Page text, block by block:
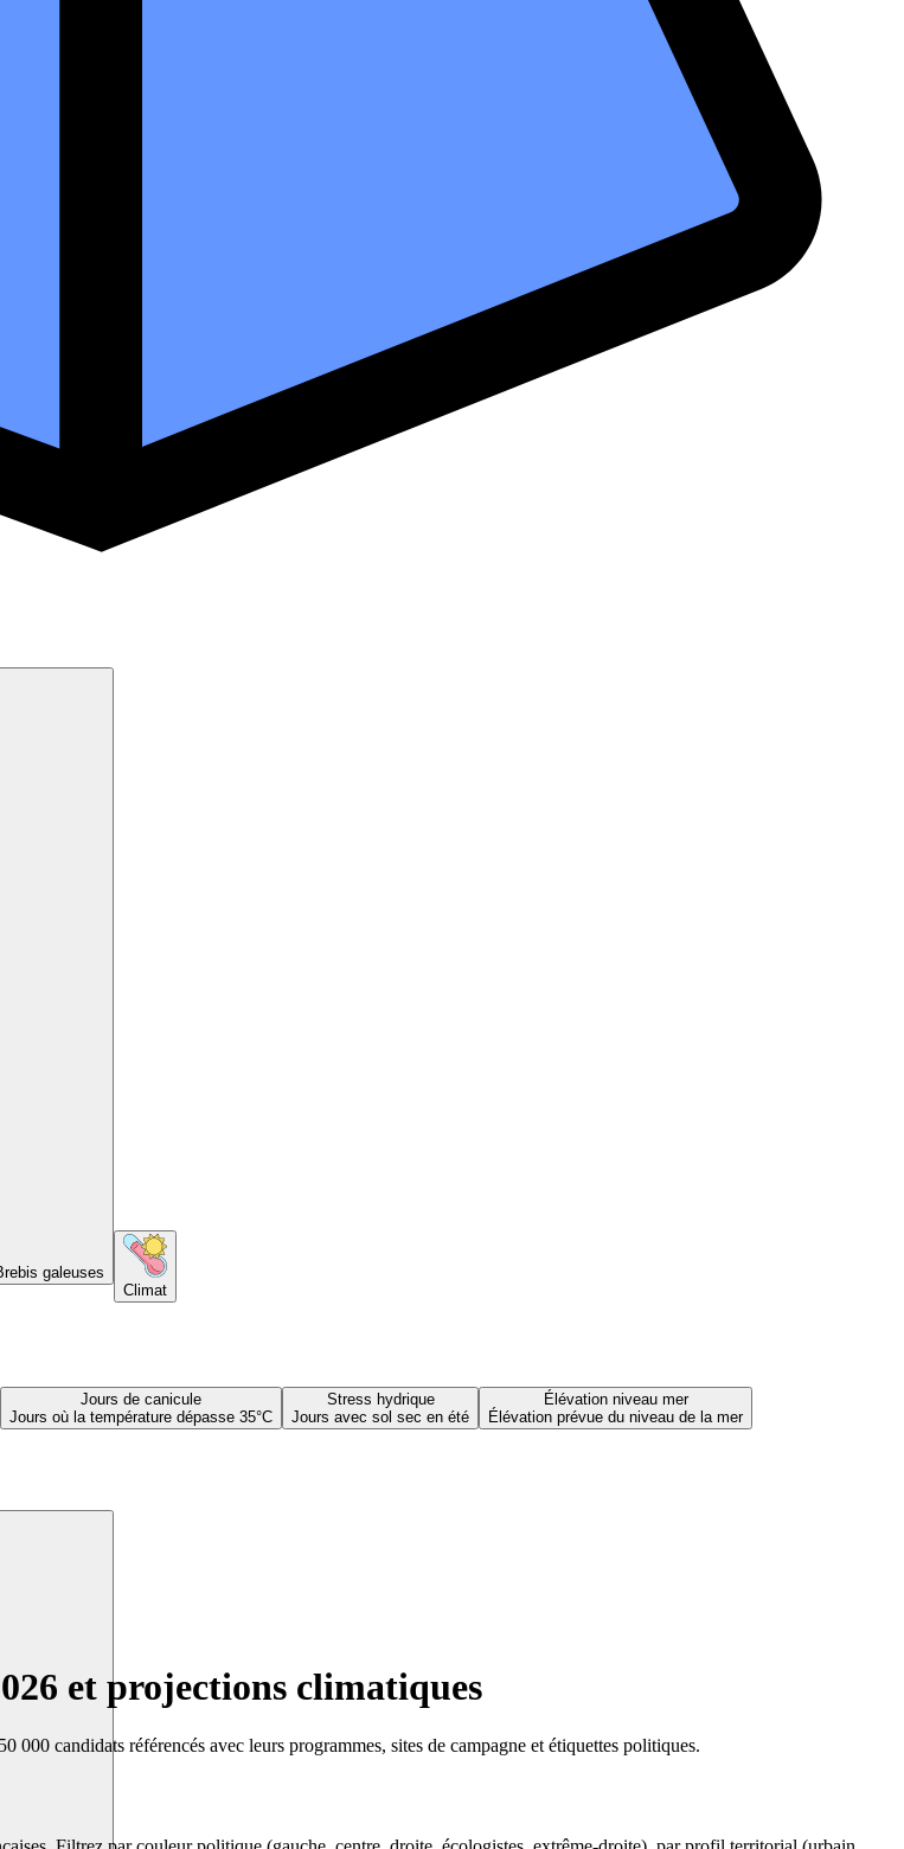
galeuses
Climat
Jours de canicule
Jours où la température dépasse 35°C
Stress hydrique
Jours avec sol sec en été
Élévation niveau mer
Élévation prévue du niveau de la mer
et projections climatiques
candidats référencés avec leurs programmes, sites de campagne et étiquettes politiques.